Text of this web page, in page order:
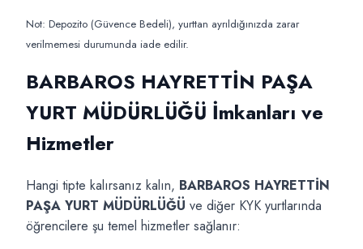
Not: Depozito (Güvence Bedeli), yurttan ayrıldığınızda zarar
verilmemesi durumunda iade edilir.
BARBAROS HAYRETTİN PAŞA
YURT MÜDÜRLÜĞÜ İmkanları ve
Hizmetler
Hangi tipte kalırsanız kalın, BARBAROS HAYRETTİN
PAŞA YURT MÜDÜRLÜĞÜ ve diğer KYK yurtlarında
öğrencilere şu temel hizmetler sağlanır: